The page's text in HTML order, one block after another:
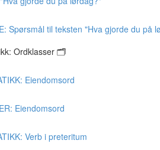
Spørsmål til teksten "Hva gjorde du på
Ordklasser 🗂
Eiendomsord
Eiendomsord
Verb i preteritum